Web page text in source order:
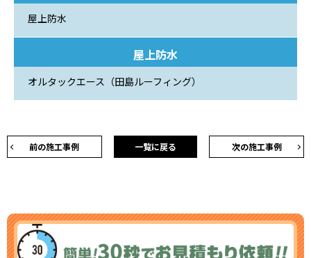
屋上防水
屋上防水
オルタックエース（田島ルーフィング）
前の施工事例 次の施工事例
一覧に戻る